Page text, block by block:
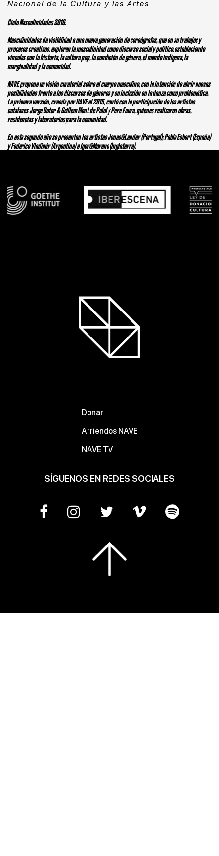
Nacional de la Cultura y las Artes.
Ciclo Masculinidades 2016:
Masculinidades da visibilidad a una nueva generación de coreógrafos, que en su trabajos y
procesos creativos, exploran la masculinidad como discurso social y político, estableciendo
vínculos con la historia, la cultura pop, la condición de género, el mundo indígena, la
marginalidad y la comunidad.
NAVEpropone un visión curatorial sobre el cuerpo masculino, con la intención de abrir nuevas
posibilidades frente a los discursos de géneros y su inclusión en la danza como problemática.
La primera versión, creada porNAVEel 2015, contó con la participación de los artistas
catalanes Jorge Dutor & Guillem Mont de Palol y Pere Faura, quienes realizaron obras,
residencias y laboratorios para la comunidad.
En este segundo año se presentan los artistas Jonas&Lander (Portugal); Pablo Esbert (España)
y Federico Vladimir (Argentina) e Igor&Moreno (Inglaterra).
Donar
Arriendos NAVE
NAVE TV
SÍGUENOS EN REDES SOCIALES